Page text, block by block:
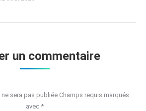
un commentaire
sera pas publiée Champs requis marqués
avec *